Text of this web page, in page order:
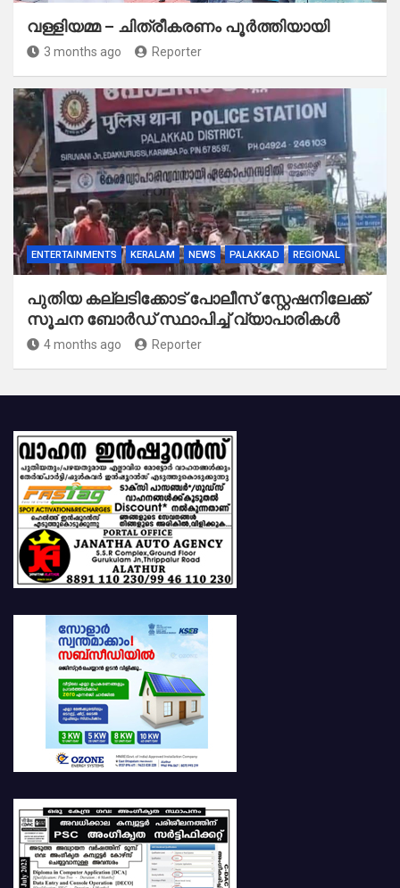
വള്ളിയമ്മ – ചിത്രീകരണം പൂർത്തിയായി
3 months ago Reporter
ENTERTAINMENTS KERALAM NEWS PALAKKAD REGIONAL
പുതിയ കല്ലടിക്കോട് പോലീസ് സ്റ്റേഷനിലേക്ക്
സൂചന ബോർഡ് സ്ഥാപിച്ച് വ്യാപാരികൾ
4 months ago Reporter